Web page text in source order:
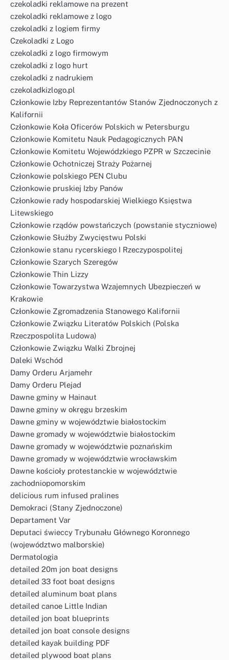
czekoladki reklamowe na prezent
czekoladki reklamowe z logo
czekoladki z logiem firmy
Czekoladki z Logo
czekoladki z logo firmowym
czekoladki z logo hurt
czekoladki z nadrukiem
czekoladkizlogo.pl
Członkowie Izby Reprezentantów Stanów Zjednoczonych z
Kalifornii
Członkowie Koła Oficerów Polskich w Petersburgu
Członkowie Komitetu Nauk Pedagogicznych PAN
Członkowie Komitetu Wojewódzkiego PZPR w Szczecinie
Członkowie Ochotniczej Straży Pożarnej
Członkowie polskiego PEN Clubu
Członkowie pruskiej Izby Panów
Członkowie rady hospodarskiej Wielkiego Księstwa
Litewskiego
Członkowie rządów powstańczych (powstanie styczniowe)
Członkowie Służby Zwycięstwu Polski
Członkowie stanu rycerskiego I Rzeczypospolitej
Członkowie Szarych Szeregów
Członkowie Thin Lizzy
Członkowie Towarzystwa Wzajemnych Ubezpieczeń w
Krakowie
Członkowie Zgromadzenia Stanowego Kalifornii
Członkowie Związku Literatów Polskich (Polska
Rzeczpospolita Ludowa)
Członkowie Związku Walki Zbrojnej
Daleki Wschód
Damy Orderu Arjamehr
Damy Orderu Plejad
Dawne gminy w Hainaut
Dawne gminy w okręgu brzeskim
Dawne gminy w województwie białostockim
Dawne gromady w województwie białostockim
Dawne gromady w województwie poznańskim
Dawne gromady w województwie wrocławskim
Dawne kościoły protestanckie w województwie
zachodniopomorskim
delicious rum infused pralines
Demokraci (Stany Zjednoczone)
Departament Var
Deputaci świeccy Trybunału Głównego Koronnego
(województwo malborskie)
Dermatologia
detailed 20m jon boat designs
detailed 33 foot boat designs
detailed aluminum boat plans
detailed canoe Little Indian
detailed jon boat blueprints
detailed jon boat console designs
detailed kayak building PDF
detailed plywood boat plans